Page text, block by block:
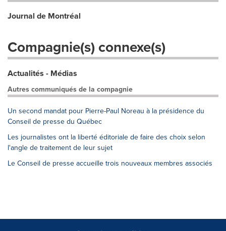
Journal de Montréal
Compagnie(s) connexe(s)
Actualités - Médias
Autres communiqués de la compagnie
Un second mandat pour Pierre-Paul Noreau à la présidence du
Conseil de presse du Québec
Les journalistes ont la liberté éditoriale de faire des choix selon
l'angle de traitement de leur sujet
Le Conseil de presse accueille trois nouveaux membres associés